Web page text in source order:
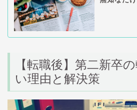
【転職後】第二新卒
い理由と解決策